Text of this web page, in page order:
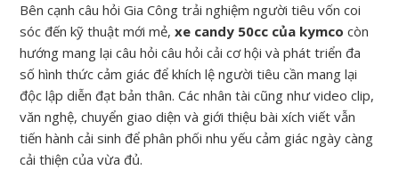
Bên cạnh câu hỏi Gia Công trải nghiệm người tiêu vốn coi
sóc đến kỹ thuật mới mẻ,xe candy 50cc của kymco còn
hướng mang lại câu hỏi câu hỏi cải cơ hội và phát triển đa
số hình thức cảm giác để khích lệ người tiêu cần mang lại
độc lập diễn đạt bản thân. Các nhân tài cũng như video clip,
văn nghệ, chuyển giao diện và giới thiệu bài xích viết vẫn
tiến hành cải sinh để phân phối nhu yếu cảm giác ngày càng
cải thiện của vừa đủ.